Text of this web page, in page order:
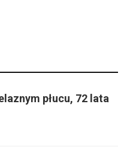
płucu, 72 lata